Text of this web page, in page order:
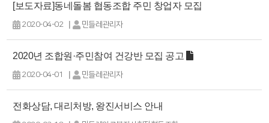
[보도자료]동네돌봄 협동조합 주민 창업자 모집
2020-04-02 | 민들레관리자
2020년 조합원·주민참여 건강반 모집 공고
2020-04-01 | 민들레관리자
전화상담, 대리처방, 왕진서비스 안내